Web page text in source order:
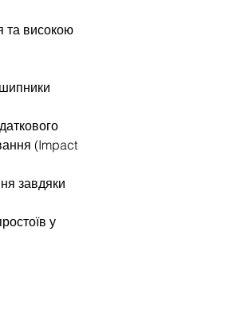
та високою
(Impact
завдяки
у